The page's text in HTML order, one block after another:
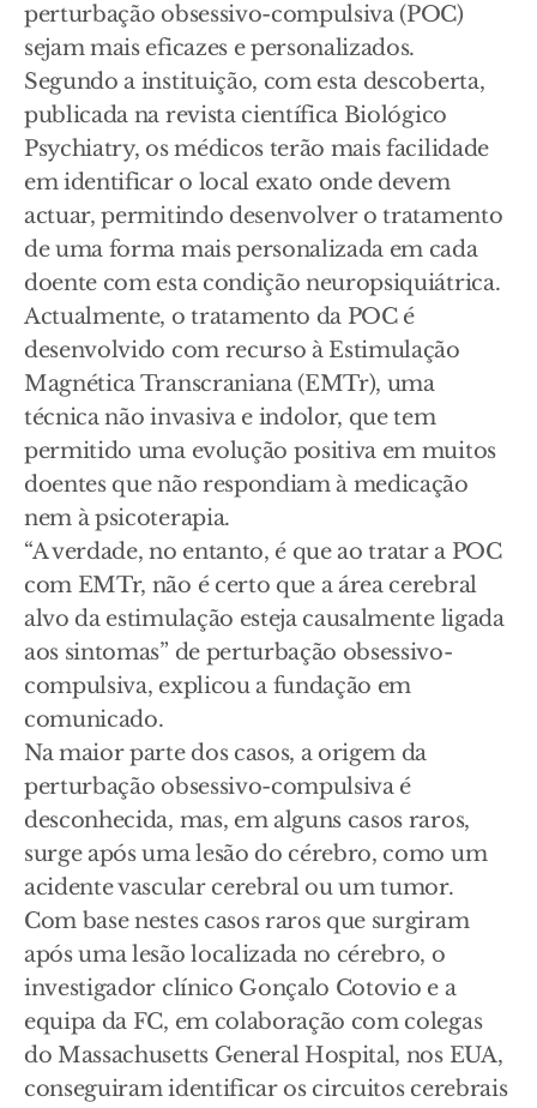
perturbação obsessivo-compulsiva (POC)
sejam mais eficazes e personalizados.
Segundo a instituição, com esta descoberta,
publicada na revista científica Biológico
Psychiatry, os médicos terão mais facilidade
em identificar o local exato onde devem
actuar, permitindo desenvolver o tratamento
de uma forma mais personalizada em cada
doente com esta condição neuropsiquiátrica.
Actualmente, o tratamento da POC é
desenvolvido com recurso à Estimulação
Magnética Transcraniana (EMTr), uma
técnica não invasiva e indolor, que tem
permitido uma evolução positiva em muitos
doentes que não respondiam à medicação
nem à psicoterapia.
“A verdade, no entanto, é que ao tratar a POC
com EMTr, não é certo que a área cerebral
alvo da estimulação esteja causalmente ligada
aos sintomas” de perturbação obsessivo-
compulsiva, explicou a fundação em
comunicado.
Na maior parte dos casos, a origem da
perturbação obsessivo-compulsiva é
desconhecida, mas, em alguns casos raros,
surge após uma lesão do cérebro, como um
acidente vascular cerebral ou um tumor.
Com base nestes casos raros que surgiram
após uma lesão localizada no cérebro, o
investigador clínico Gonçalo Cotovio e a
equipa da FC, em colaboração com colegas
do Massachusetts General Hospital, nos EUA,
conseguiram identificar os circuitos cerebrais